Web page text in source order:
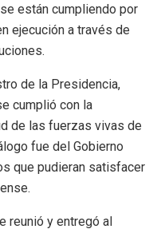
están cumpliendo por
ejecución a través de
de la Presidencia,
cumplió con la
de las fuerzas vivas de
fue del Gobierno
que pudieran satisfacer
reunió y entregó al